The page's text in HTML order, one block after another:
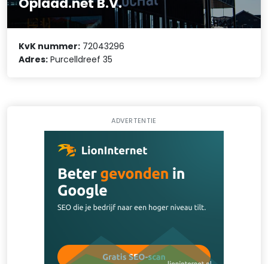
KvK nummer: 72043296
Adres: Purcelldreef 35
ADVERTENTIE